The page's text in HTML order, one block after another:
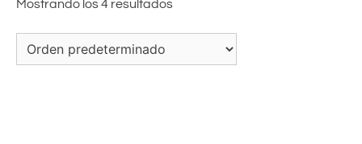
Mostrando los 4 resultados